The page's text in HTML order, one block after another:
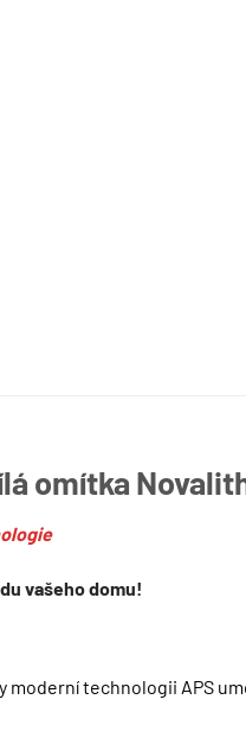
omítka
vašeho domu!
moderní technologii APS